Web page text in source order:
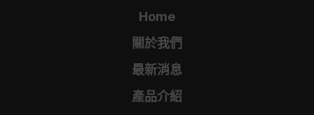
Home
關於我們
最新消息
產品介紹